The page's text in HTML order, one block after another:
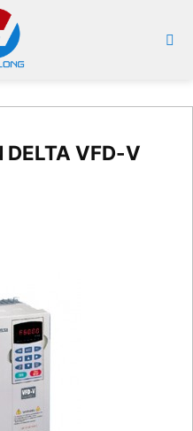
DELTA VFD-V